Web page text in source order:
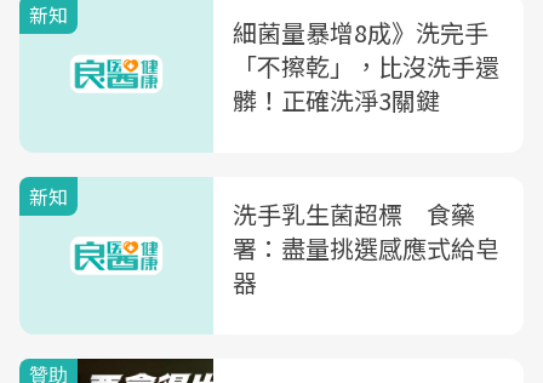
新知
細菌量暴增8成》洗完手
「不擦乾」，比沒洗手還
髒！正確洗淨3關鍵
新知
洗手乳生菌超標 食藥
署：盡量挑選感應式給皂
器